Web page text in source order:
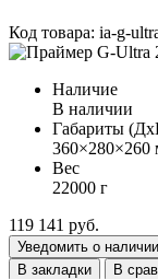
Код товара: ia-g-
Наличие
В наличии
Габариты
360×280×260
Вес
22000 г
119 141 руб.
Уведомить о наличии
В закладки
В